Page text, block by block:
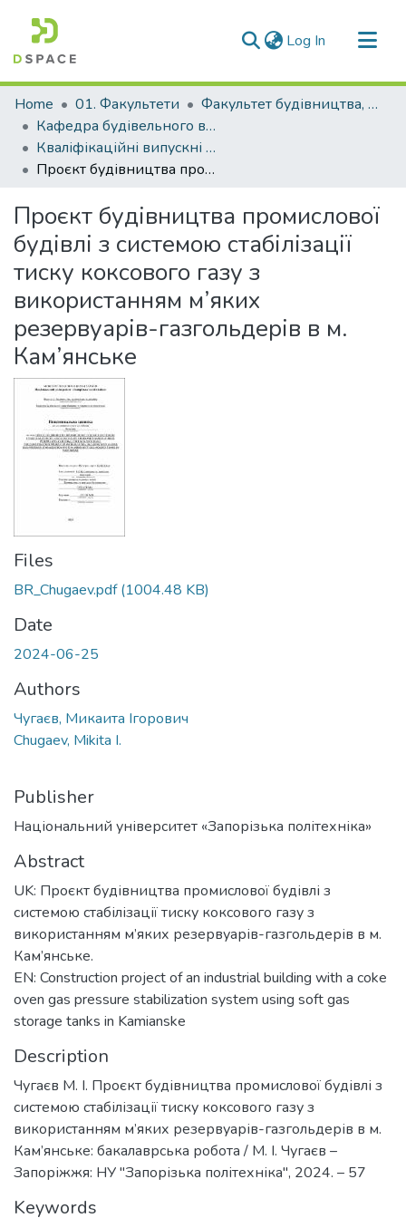
Log In (current)
Communities & Collections
All of DSpace
Statistics
Home 01. Факультети
Факультет будівництва, архітектури та дизайну
Кафедра будівельного виробництва та управління проєктами (Кафедра БВ та УП)
Кваліфікаційні випускні роботи здобувачів вищої освіти кафедри БВ та УП
Проєкт будівництва промислової будівлі з системою стабілізації тиску коксового газу з використанням м’яких резервуарів-газгольдерів в м. Кам’янське
Проєкт будівництва промислової
будівлі з системою стабілізації
тиску коксового газу з
використанням м’яких
резервуарів-газгольдерів в м.
Кам’янське
Files
BR_Chugaev.pdf(1004.48 KB)
Date
2024-06-25
Authors
Чугаєв, Микаита Ігорович
Chugaev, Mikita I.
Publisher
Національний університет «Запорізька політехніка»
Abstract
UK: Проєкт будівництва промислової будівлі з
системою стабілізації тиску коксового газу з
використанням м’яких резервуарів-газгольдерів в м.
Кам’янське.
EN: Construction project of an industrial building with a coke
oven gas pressure stabilization system using soft gas
storage tanks in Kamianske
Description
Чугаєв М. І. Проєкт будівництва промислової будівлі з
системою стабілізації тиску коксового газу з
використанням м’яких резервуарів-газгольдерів в м.
Кам’янське: бакалаврська робота / М. І. Чугаєв –
Запоріжжя: НУ "Запорізька політехніка", 2024. – 57
Keywords